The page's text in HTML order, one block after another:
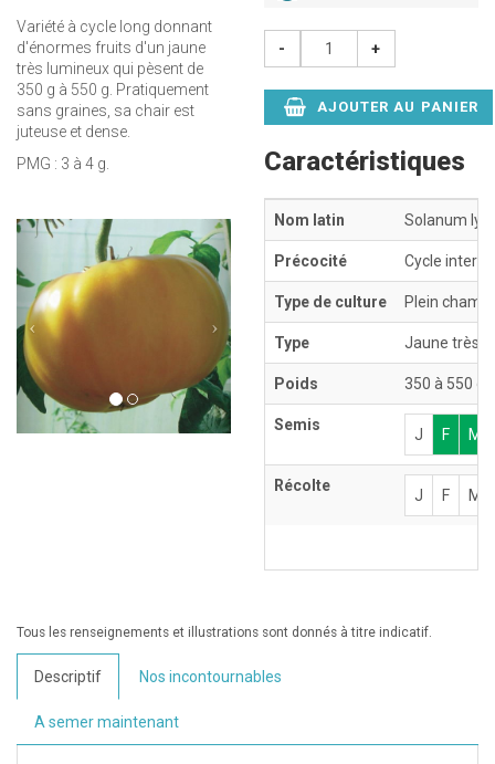
Variété à cycle long donnant
d'énormes fruits d'un jaune
très lumineux qui pèsent de
350 g à 550 g. Pratiquement
sans graines, sa chair est
juteuse et dense.
PMG : 3 à 4 g.
Précédent Suivant
- +
AJOUTER AU PANIER
Caractéristiques
Nom latin Solanum
Précocité Cycle
Type de culture Plein
Type Jaune très
Poids 350 à 550 g
Semis
J F M
Récolte
J F M
Tous les renseignements et illustrations sont donnés à titre indicatif.
Descriptif Nos incontournables
A semer maintenant